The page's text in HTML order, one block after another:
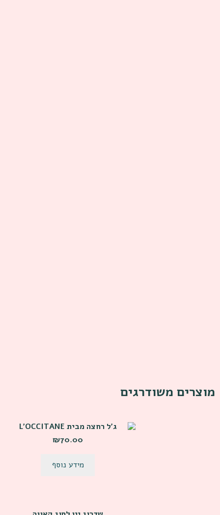
מוצרים משודרגים
ג׳ל רחצה מבית L’OCCITANE
₪70.00
מידע נוסף